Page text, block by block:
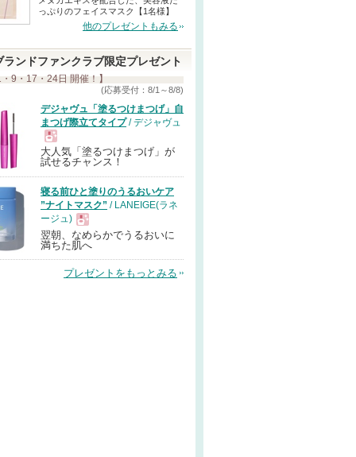
っぷりのフェイスマスク【1名様】
他のプレゼントもみる
ランドファンクラブ限定プレゼント
9・17・24日 開催！】
(応募受付：8/1～8/8)
デジャヴュ「塗るつけまつげ」自
まつげ際立てタイプ/ デジャヴュ
現
品
大人気「塗るつけまつげ」が
試せるチャンス！
寝る前ひと塗りのうるおいケア
”ナイトマスク” / LANEIGE(ラネ
ージュ)
現
品
翌朝、なめらかでうるおいに
満ちた肌へ
プレゼントをもっとみる